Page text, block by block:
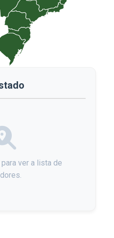
ver a lista de